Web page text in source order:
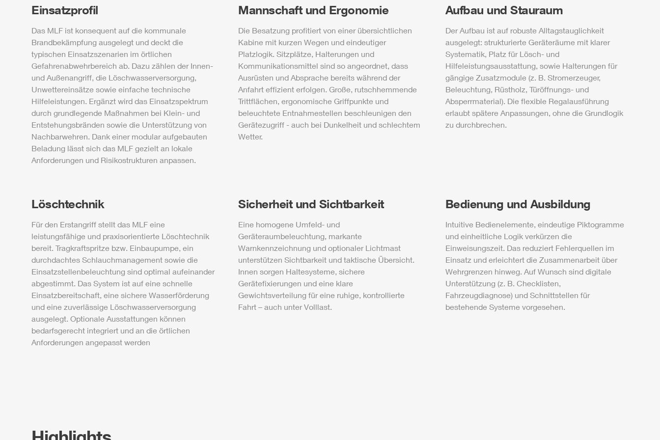
Einsatzprofil
Das MLF ist konsequent auf die kommunale
Brandbekämpfung ausgelegt und deckt die
typischen Einsatzszenarien im örtlichen
Gefahrenabwehrbereich ab. Dazu zählen der Innen-
und Außenangriff, die Löschwasserversorgung,
Unwettereinsätze sowie einfache technische
Hilfeleistungen. Ergänzt wird das Einsatzspektrum
durch grundlegende Maßnahmen bei Klein- und
Entstehungsbränden sowie die Unterstützung von
Nachbarwehren. Dank einer modular aufgebauten
Beladung lässt sich das MLF gezielt an lokale
Anforderungen und Risikostrukturen anpassen.
Mannschaft und Ergonomie
Die Besatzung profitiert von einer übersichtlichen
Kabine mit kurzen Wegen und eindeutiger
Platzlogik. Sitzplätze, Halterungen und
Kommunikationsmittel sind so angeordnet, dass
Ausrüsten und Absprache bereits während der
Anfahrt effizient erfolgen. Große, rutschhemmende
Trittflächen, ergonomische Griffpunkte und
beleuchtete Entnahmestellen beschleunigen den
Gerätezugriff - auch bei Dunkelheit und schlechtem
Wetter.
Aufbau und Stauraum
Der Aufbau ist auf robuste Alltagstauglichkeit
ausgelegt: strukturierte Geräteräume mit klarer
Systematik, Platz für Lösch- und
Hilfeleistungsausstattung, sowie Halterungen für
gängige Zusatzmodule (z. B. Stromerzeuger,
Beleuchtung, Rüstholz, Türöffnungs- und
Absperrmaterial). Die flexible Regalausführung
erlaubt spätere Anpassungen, ohne die Grundlogik
zu durchbrechen.
Löschtechnik
Für den Erstangriff stellt das MLF eine
leistungsfähige und praxisorientierte Löschtechnik
bereit. Tragkraftspritze bzw. Einbaupumpe, ein
durchdachtes Schlauchmanagement sowie die
Einsatzstellenbeleuchtung sind optimal aufeinander
abgestimmt. Das System ist auf eine schnelle
Einsatzbereitschaft, eine sichere Wasserförderung
und eine zuverlässige Löschwasserversorgung
ausgelegt. Optionale Ausstattungen können
bedarfsgerecht integriert und an die örtlichen
Anforderungen angepasst werden
Sicherheit und Sichtbarkeit
Eine homogene Umfeld- und
Geräteraumbeleuchtung, markante
Warnkennzeichnung und optionaler Lichtmast
unterstützen Sichtbarkeit und taktische Übersicht.
Innen sorgen Haltesysteme, sichere
Gerätefixierungen und eine klare
Gewichtsverteilung für eine ruhige, kontrollierte
Fahrt – auch unter Volllast.
Bedienung und Ausbildung
Intuitive Bedienelemente, eindeutige Piktogramme
und einheitliche Logik verkürzen die
Einweisungszeit. Das reduziert Fehlerquellen im
Einsatz und erleichtert die Zusammenarbeit über
Wehrgrenzen hinweg. Auf Wunsch sind digitale
Unterstützung (z. B. Checklisten,
Fahrzeugdiagnose) und Schnittstellen für
bestehende Systeme vorgesehen.